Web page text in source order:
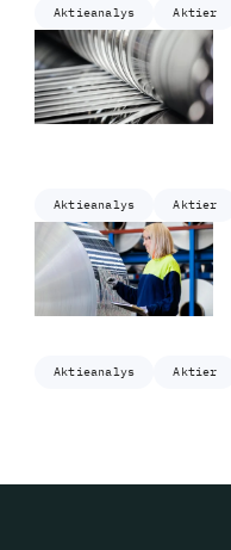
Aktieanalys Aktier
Aktieanalys Aktier
Aktieanalys Aktier